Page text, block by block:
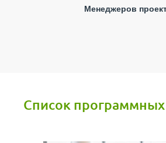
Менеджеров
Список